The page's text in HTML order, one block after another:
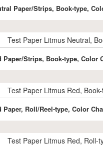
Paper/Strips, Book-type,
Test Paper Litmus Neutral,
Paper/Strips, Book-type,
Test Paper Litmus Red,
Paper, Roll/Reel-type, Color
Test Paper Litmus Red, Roll-